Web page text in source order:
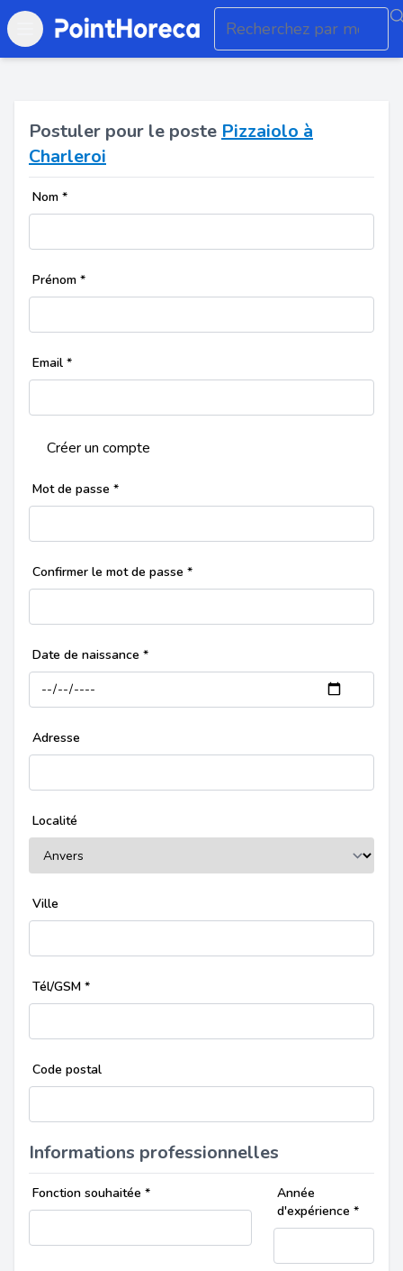
Open main menu
Postuler pour le poste Pizzaiolo à
Charleroi
Nom *
Prénom *
Email *
Créer un compte
Mot de passe *
Confirmer le mot de passe *
Date de naissance *
Adresse
Localité
Ville
Tél/GSM *
Code postal
Informations professionnelles
Fonction souhaitée *
Année
d'expérience *